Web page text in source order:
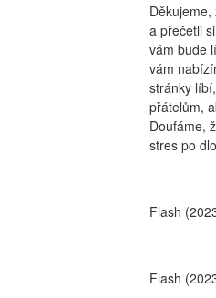
a přečetli
vám bude
vám
stránky
přátelům,
Doufáme,
stres po
Flash
Flash